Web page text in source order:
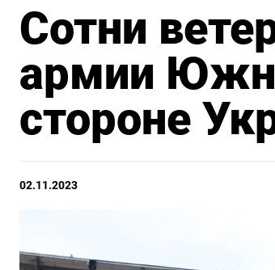
Сотни
армии
стороне
02.11.2023